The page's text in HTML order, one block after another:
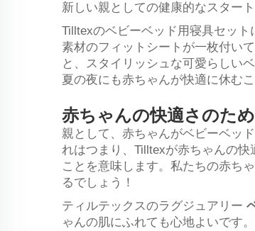
新しい親としての健康的なスター
Tilltexのベビーベッド用寝具セッ
素材のフィットシートが一枚付い
と、スタイリッシュな可愛らしい
夏の夜にも赤ちゃんが快適に休む
赤ちゃんの快適さのた
親として、赤ちゃんがベビーベッ
れはつまり、Tilltexが赤ちゃんの
ことを意味します。私たちの赤ち
るでしょう！
ティルテックスのラグジュアリー
ゃんの肌にふれても心地よいです